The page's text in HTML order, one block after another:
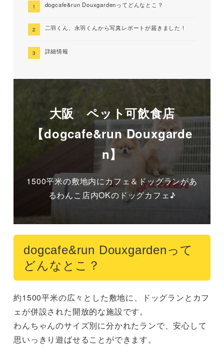
dogcafe&run Douxgardenってどんなとこ？
二羽くん、永羽くんから写真レポートが届きました！
詳細情報
大阪 ペット可飲食店
【dogcafe&run Douxgarde
n】
1500平米の敷地内にカフェ＆ドッグランがあ
るわんこ店内OKのドッグカフェ♪
dogcafe&run Douxgardenって
どんなとこ？
約1500平米の広々とした敷地に、ドッグランとカフ
ェが併設された開放的な施設です。
わんちゃんのサイズ別に分かれたランで、安心して
思いっきり遊ばせることができます。